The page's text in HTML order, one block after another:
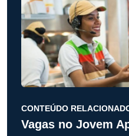
CONTEÚDO
Vagas no Jovem